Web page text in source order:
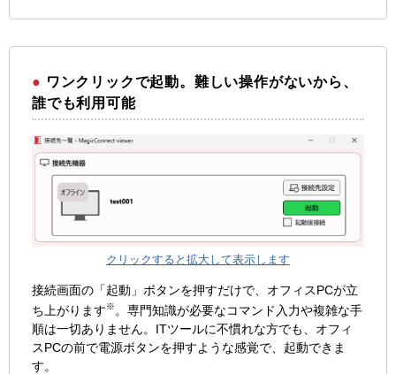
ワンクリックで起動。難しい操作がないから、
誰でも利用可能
クリックすると拡大して表示します
接続画面の「起動」ボタンを押すだけで、オフィスPCが立
ち上がります※ 。専門知識が必要なコマンド入力や複雑な手
順は一切ありません。ITツールに不慣れな方でも、オフィ
スPCの前で電源ボタンを押すような感覚で、起動できま
す。